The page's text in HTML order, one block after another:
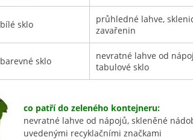
bílé sklo
průhledné lahve,
zavařenin
barevné sklo
nevratné lahve od
tabulové sklo
co patří do zeleného kontejneru:
nevratné lahve od nápojů, skleněné
uvedenými recyklačními značkami